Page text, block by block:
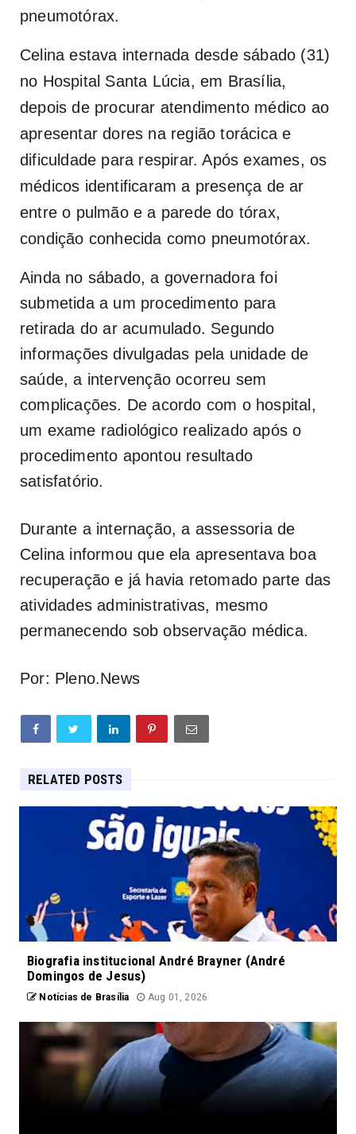
pneumotórax.
Celina estava internada desde sábado (31)
no Hospital Santa Lúcia, em Brasília,
depois de procurar atendimento médico ao
apresentar dores na região torácica e
dificuldade para respirar. Após exames, os
médicos identificaram a presença de ar
entre o pulmão e a parede do tórax,
condição conhecida como pneumotórax.
Ainda no sábado, a governadora foi
submetida a um procedimento para
retirada do ar acumulado. Segundo
informações divulgadas pela unidade de
saúde, a intervenção ocorreu sem
complicações. De acordo com o hospital,
um exame radiológico realizado após o
procedimento apontou resultado
satisfatório.
Durante a internação, a assessoria de
Celina informou que ela apresentava boa
recuperação e já havia retomado parte das
atividades administrativas, mesmo
permanecendo sob observação médica.
Por: Pleno.News
RELATED POSTS
Biografia institucional André Brayner (André
Domingos de Jesus)
Notícias de Brasília Aug 01, 2026